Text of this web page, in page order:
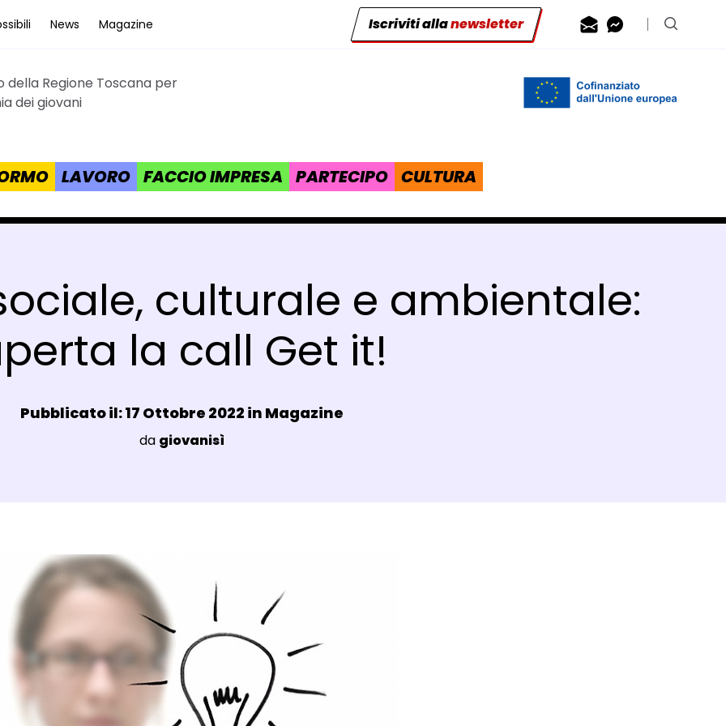
News Magazine Iscriviti allanewsletter Contattaci via
Contattaci
Cerca
della Regione Toscana per
dei giovani
LAVORO FACCIO IMPRESA PARTECIPO CULTURA
culturale e ambientale:
la call Get it!
Data e ora:
Pubblicato il: 17 Ottobre 2022 in Magazine
Luogo:
da giovanisì
Post Magazine